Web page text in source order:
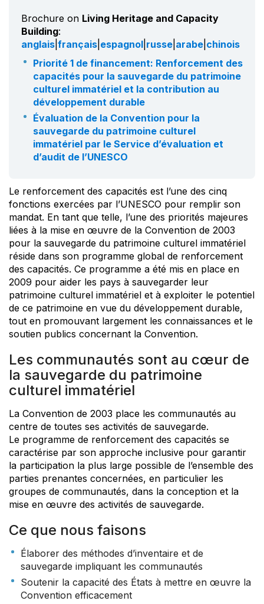
Brochure on Living Heritage and Capacity
Building:
anglais français espagnol russe arabe chinois
Priorité 1 de financement: Renforcement des
capacités pour la sauvegarde du patrimoine
culturel immatériel et la contribution au
développement durable
Évaluation de la Convention pour la
sauvegarde du patrimoine culturel
immatériel par le Service d’évaluation et
d’audit de l’UNESCO
Le renforcement des capacités est l’une des cinq
fonctions exercées par l’UNESCO pour remplir son
mandat. En tant que telle, l’une des priorités majeures
liées à la mise en œuvre de la Convention de 2003
pour la sauvegarde du patrimoine culturel immatériel
réside dans son programme global de renforcement
des capacités. Ce programme a été mis en place en
2009 pour aider les pays à sauvegarder leur
patrimoine culturel immatériel et à exploiter le potentiel
de ce patrimoine en vue du développement durable,
tout en promouvant largement les connaissances et le
soutien publics concernant la Convention.
Les communautés sont au cœur de
la sauvegarde du patrimoine
culturel immatériel
La Convention de 2003 place les communautés au
centre de toutes ses activités de sauvegarde.
Le programme de renforcement des capacités se
caractérise par son approche inclusive pour garantir
la participation la plus large possible de l’ensemble des
parties prenantes concernées, en particulier les
groupes de communautés, dans la conception et la
mise en œuvre des activités de sauvegarde.
Ce que nous faisons
Élaborer des méthodes d’inventaire et de
sauvegarde impliquant les communautés
Soutenir la capacité des États à mettre en œuvre la
Convention efficacement